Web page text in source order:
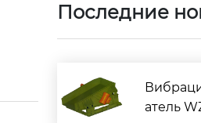
Последние
атель